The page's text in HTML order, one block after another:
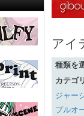
アイ
種類を
カテゴ
ジャー
プルオ